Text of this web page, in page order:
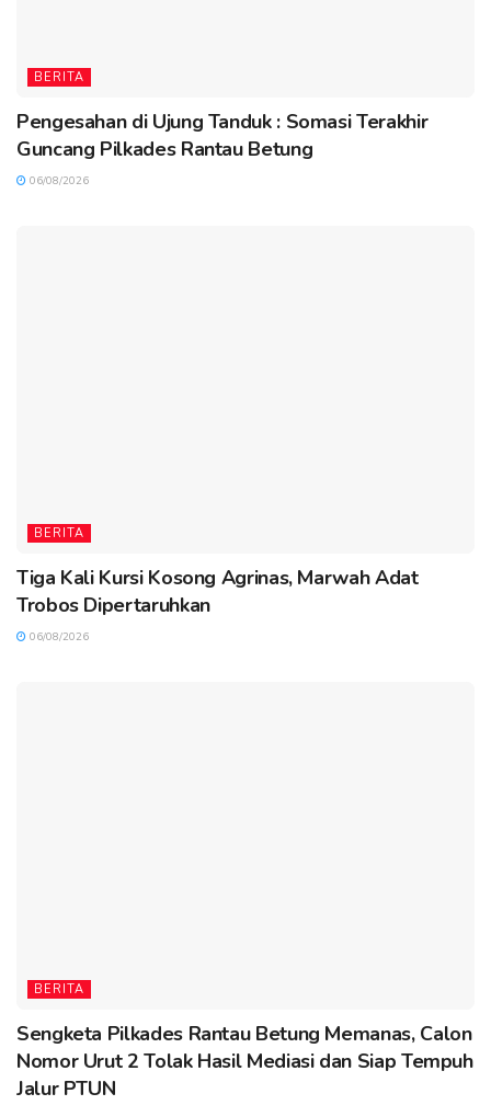
BERITA
Pengesahan di Ujung Tanduk : Somasi Terakhir
Guncang Pilkades Rantau Betung
06/08/2026
BERITA
Tiga Kali Kursi Kosong Agrinas, Marwah Adat
Trobos Dipertaruhkan
06/08/2026
BERITA
Sengketa Pilkades Rantau Betung Memanas, Calon
Nomor Urut 2 Tolak Hasil Mediasi dan Siap Tempuh
Jalur PTUN